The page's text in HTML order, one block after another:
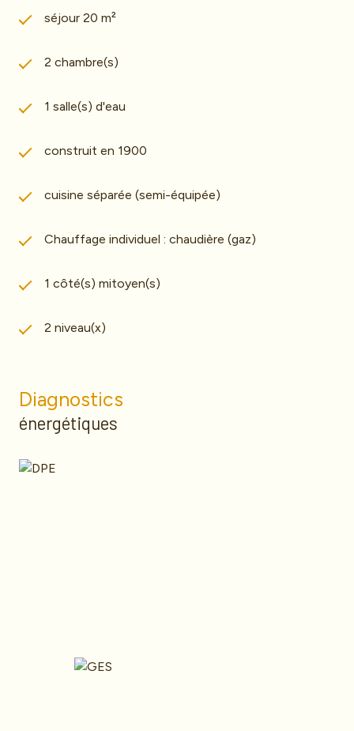
séjour 20 m²
2 chambre(s)
1 salle(s) d'eau
construit en 1900
cuisine séparée (semi-équipée)
Chauffage individuel : chaudière (gaz)
1 côté(s) mitoyen(s)
2 niveau(x)
Diagnostics
énergétiques